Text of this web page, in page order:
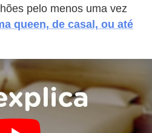
pelo menos uma vez
queen, de casal, ou até